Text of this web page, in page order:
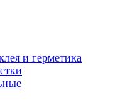
и герметика